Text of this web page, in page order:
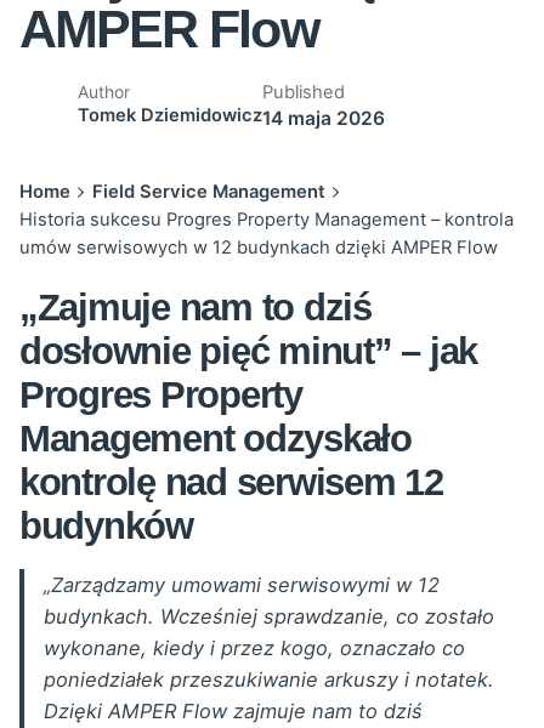
AMPER Flow
Author
Tomek Dziemidowicz
Published
14 maja 2026
Home
Field Service Management
Historia sukcesu Progres Property Management – kontrola
umów serwisowych w 12 budynkach dzięki AMPER Flow
„Zajmuje nam to dziś
dosłownie pięć minut” – jak
Progres Property
Management odzyskało
kontrolę nad serwisem 12
budynków
„Zarządzamy umowami serwisowymi w 12
budynkach. Wcześniej sprawdzanie, co zostało
wykonane, kiedy i przez kogo, oznaczało co
poniedziałek przeszukiwanie arkuszy i notatek.
Dzięki AMPER Flow zajmuje nam to dziś